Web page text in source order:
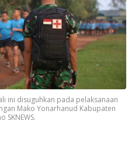
ini disuguhkan pada pelaksanaan
Mako Yonarhanud Kabupaten
SKNEWS.